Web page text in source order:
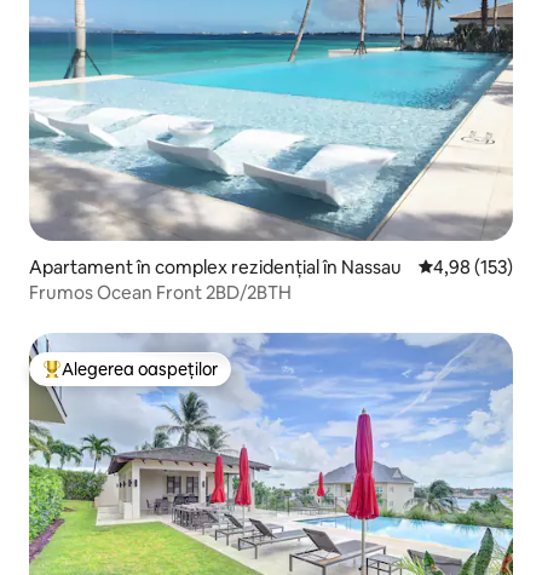
Apartament în complex rezidențial în Nassau Scor mediu de
4,98 (153)
Frumos Ocean Front 2BD/2BTH
Locuință din topul categoriei Alegerea oaspeților
Alegerea oaspeților